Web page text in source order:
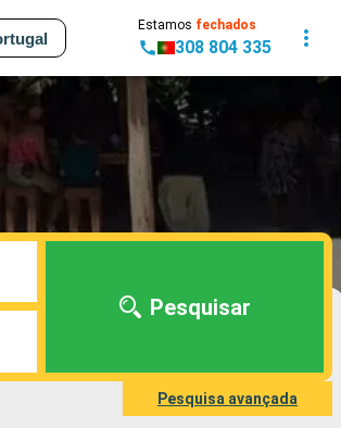
Estamos fechados
308 804 335
Pesquisar
Pesquisa avançada